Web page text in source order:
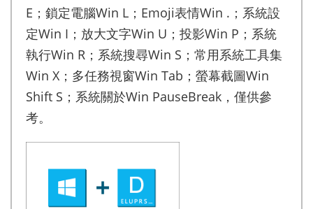
E；鎖定電腦Win L；Emoji表情Win .；系統設
定Win I；放大文字Win U；投影Win P；系統
執行Win R；系統搜尋Win S；常用系統工具集
Win X；多任務視窗Win Tab；螢幕截圖Win
Shift S；系統關於Win PauseBreak，僅供參
考。